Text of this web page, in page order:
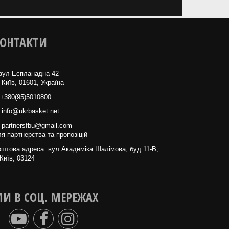
Еспланадна 42
01601, Україна
+380(95)5010800
info@ukrbasket.net
partnersfbu@gmail.com
партнерства та пропозіцій
адреса: вул.Академіка Шалімова, буд 11-В,
03124
В СОЦ. МЕРЕЖАХ